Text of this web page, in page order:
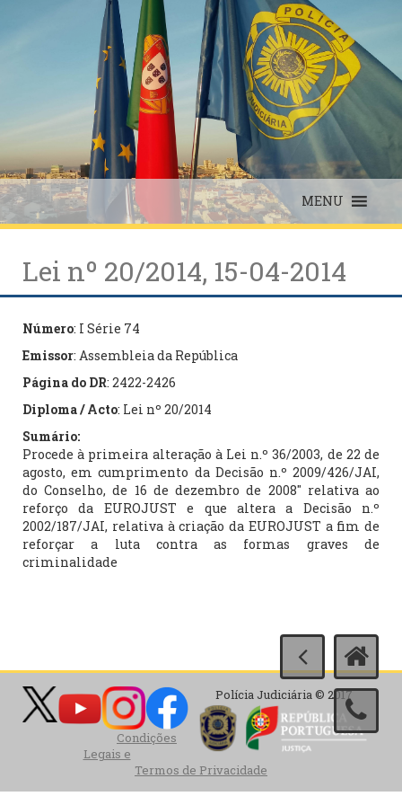
MENU
Lei nº 20/2014, 15-04-2014
Número: I Série 74
Emissor: Assembleia da República
Página do DR: 2422-2426
Diploma / Acto: Lei nº 20/2014
Sumário:
Procede à primeira alteração à Lei n.º 36/2003, de 22 de
agosto, em cumprimento da Decisão n.º 2009/426/JAI,
do Conselho, de 16 de dezembro de 2008″ relativa ao
reforço da EUROJUST e que altera a Decisão n.º
2002/187/JAI, relativa à criação da EUROJUST a fim de
reforçar a luta contra as formas graves de
criminalidade
Polícia Judiciária © 2017
Condições
Legais e
Termos de Privacidade